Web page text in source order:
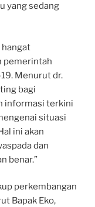
yang sedang
hangat
pemerintah
Menurut dr.
bagi
informasi terkini
situasi
ini akan
dan
benar.”
perkembangan
Bapak Eko,